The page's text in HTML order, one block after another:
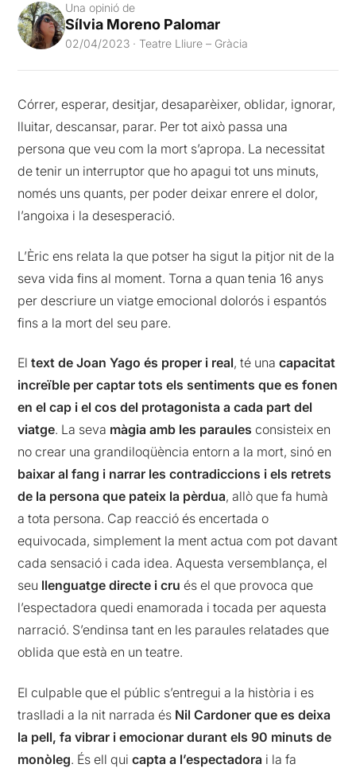
Una opinió de
Sílvia Moreno Palomar
02/04/2023 · Teatre Lliure – Gràcia
Córrer, esperar, desitjar, desaparèixer, oblidar, ignorar,
lluitar, descansar, parar. Per tot això passa una
persona que veu com la mort s’apropa. La necessitat
de tenir un interruptor que ho apagui tot uns minuts,
només uns quants, per poder deixar enrere el dolor,
l’angoixa i la desesperació.
L’Èric ens relata la que potser ha sigut la pitjor nit de la
seva vida fins al moment. Torna a quan tenia 16 anys
per descriure un viatge emocional dolorós i espantós
fins a la mort del seu pare.
Eltext de Joan Yago és proper i real, té unacapacitat
increïble per captar tots els sentiments que es fonen
en el cap i el cos del protagonista a cada part del
viatge. La seva màgia amb les paraules consisteix en
no crear una grandiloqüència entorn a la mort, sinó en
baixar al fang i narrar les contradiccions i els retrets
de la persona que pateix la pèrdua, allò que fa humà
a tota persona. Cap reacció és encertada o
equivocada, simplement la ment actua com pot davant
cada sensació i cada idea. Aquesta versemblança, el
seu llenguatge directe i cru és el que provoca que
l’espectadora quedi enamorada i tocada per aquesta
narració. S’endinsa tant en les paraules relatades que
oblida que està en un teatre.
El culpable que el públic s’entregui a la història i es
traslladi a la nit narrada és Nil Cardoner que es deixa
la pell, fa vibrar i emocionar durant els 90 minuts de
monòleg. És ell quicapta a l’espectadora i la fa